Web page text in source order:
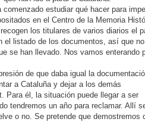
estudiar qué hacer para
en el Centro de la Memoria
los titulares de varios diarios el
el listado de los documentos, así que no
se han llevado. Nos vamos enterando
de que daba igual la
a Cataluña y dejar a los demás
Para él, la situación puede llegar a ser
tendremos un año para reclamar. Allí
o no. Se pretende que demostremos